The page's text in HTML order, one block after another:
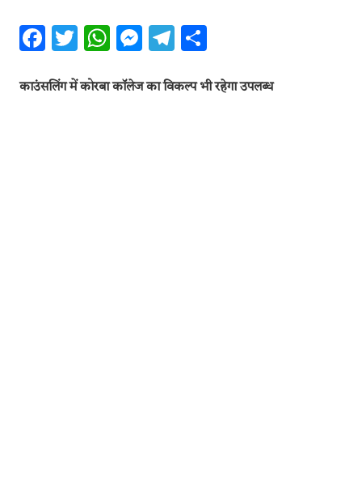
Facebook
Twitter
WhatsApp
Messenger
Telegram
काउंसलिंग में कोरबा कॉलेज का विकल्प भी रहेगा उपलब्ध